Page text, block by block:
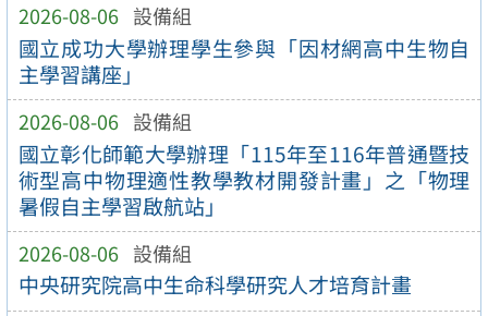
2026-08-06 設備組
國立成功大學辦理學生參與「因材網高中生物自
主學習講座」
2026-08-06 設備組
國立彰化師範大學辦理「115年至116年普通暨技
術型高中物理適性教學教材開發計畫」之「物理
暑假自主學習啟航站」
2026-08-06 設備組
中央研究院高中生命科學研究人才培育計畫